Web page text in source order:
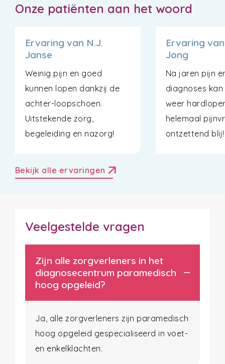
Onze patiënten aan het woord
Ervaring van N.J.
Janse
Weinig pijn en goed
kunnen lopen dankzij de
achter-loopschoen.
Uitstekende zorg,
begeleiding en nazorg!
Ervaring
Jong
Na jaren pijn
diagnoses kan
weer
helemaal
ontzettend blij!
Bekijk alle ervaringen arrow_outward
Veelgestelde vragen
Zijn alle zorgverleners in het
diagnosecentrum paramedisch
hoog opgeleid?
Ja, alle zorgverleners zijn paramedisch
hoog opgeleid gespecialiseerd in voet-
en enkelklachten.